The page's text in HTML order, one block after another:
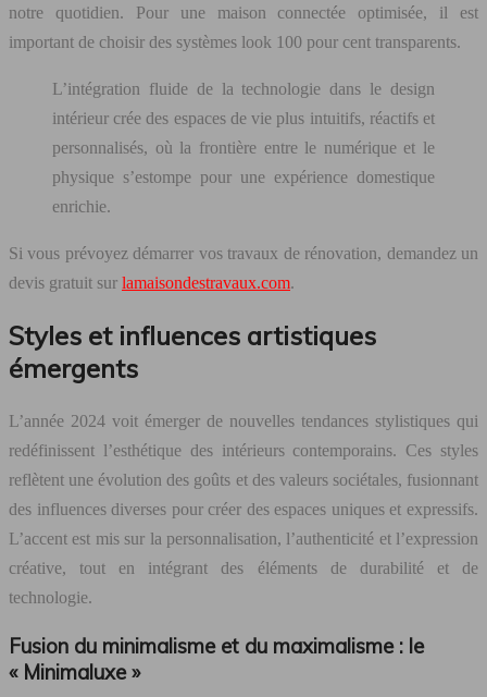
notre quotidien. Pour une maison connectée optimisée, il est
important de choisir des systèmes look 100 pour cent transparents.
L’intégration fluide de la technologie dans le design
intérieur crée des espaces de vie plus intuitifs, réactifs et
personnalisés, où la frontière entre le numérique et le
physique s’estompe pour une expérience domestique
enrichie.
Si vous prévoyez démarrer vos travaux de rénovation, demandez un
devis gratuit sur lamaisondestravaux.com.
Styles et influences artistiques
émergents
L’année 2024 voit émerger de nouvelles tendances stylistiques qui
redéfinissent l’esthétique des intérieurs contemporains. Ces styles
reflètent une évolution des goûts et des valeurs sociétales, fusionnant
des influences diverses pour créer des espaces uniques et expressifs.
L’accent est mis sur la personnalisation, l’authenticité et l’expression
créative, tout en intégrant des éléments de durabilité et de
technologie.
Fusion du minimalisme et du maximalisme : le
« Minimaluxe »